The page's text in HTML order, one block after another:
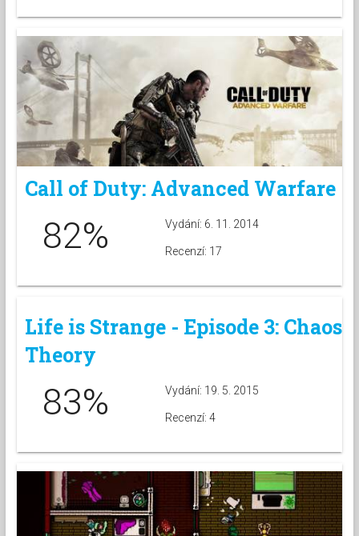
Call of Duty: Advanced Warfare
82% Vydání: 6. 11. 2014
Recenzí: 17
Life is Strange - Episode 3: Chaos
Theory
83% Vydání: 19. 5. 2015
Recenzí: 4